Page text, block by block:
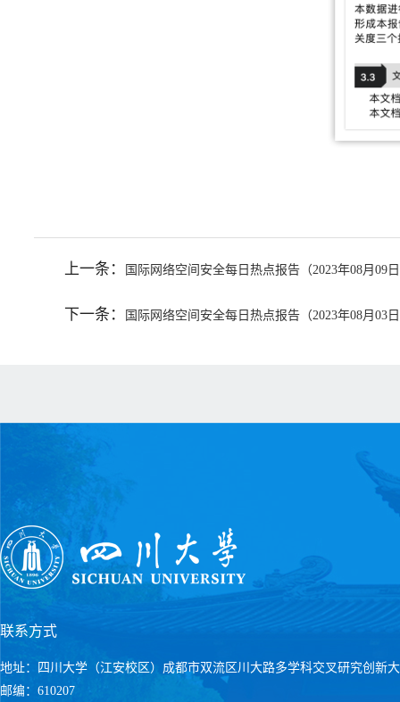
上一条： 国际网络空间安全每日热点报告（2023年08月09
下一条： 国际网络空间安全每日热点报告（2023年08月03
联系方式
地址：四川大学（江安校区）成都市双流区川大路多学科交叉研究创新
邮编：610207